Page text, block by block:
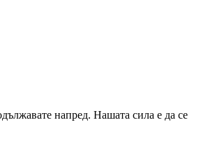
напред. Нашата сила е да се